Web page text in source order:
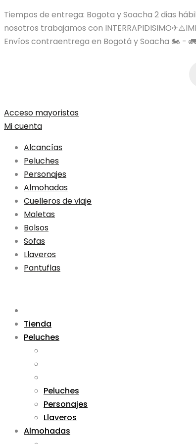
Tiempos de entrega: Bogota y Soacha 2 dias
nosotros trabajamos con
Envíos contraentrega en Bogotá y Soacha 🏍️ - 🚛
Acceso mayoristas
Mi cuenta
Alcancías
Peluches
Personajes
Almohadas
Cuelleros de viaje
Maletas
Bolsos
Sofas
Llaveros
Pantuflas
Tienda
Peluches
Peluches
Personajes
Llaveros
Almohadas